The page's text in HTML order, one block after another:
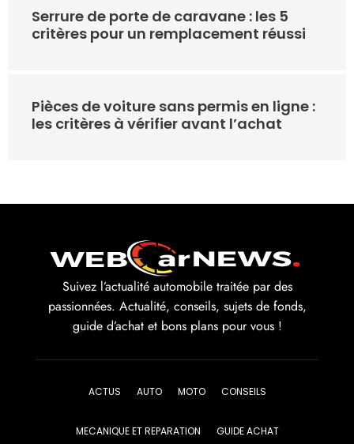
Serrure de porte de caravane : les 5
critères pour un remplacement réussi
Pièces de voiture sans permis en ligne :
les critères à vérifier avant l’achat
Suivez l’actualité automobile traitée par des
passionnées. Actualité, conseils, sujets de fonds,
guide d’achat et bons plans pour vous !
ACTUS AUTO MOTO CONSEILS
MECANIQUE ET REPARATION GUIDE ACHAT